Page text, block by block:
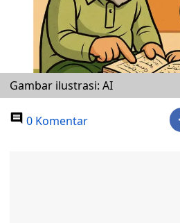
Gambar ilustrasi: AI
0 Komentar